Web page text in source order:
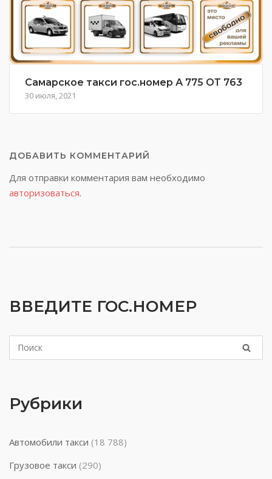
Самарское такси гос.номер А 775 ОТ 763
30 июля, 2021
ДОБАВИТЬ КОММЕНТАРИЙ
Для отправки комментария вам необходимо
авторизоваться.
ВВЕДИТЕ ГОС.НОМЕР
Рубрики
Автомобили такси (18 788)
Грузовое такси (290)